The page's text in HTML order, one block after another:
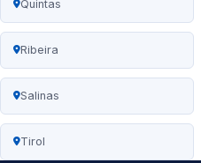
Quintas
Ribeira
Salinas
Tirol